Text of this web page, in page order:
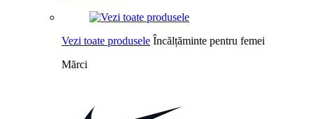
Vezi toate produsele Încălțăminte pentru femei
Mărci